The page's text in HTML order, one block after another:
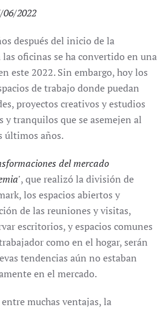
06/2022
después del inicio de la
oficinas se ha convertido en una
este 2022. Sin embargo, hoy los
de trabajo donde puedan
proyectos creativos y estudios
y tranquilos que se asemejen al
últimos años.
del mercado
, que realizó la división de
los espacios abiertos y
de las reuniones y visitas,
escritorios, y espacios comunes
como en el hogar, serán
tendencias aún no estaban
en el mercado.
muchas ventajas, la